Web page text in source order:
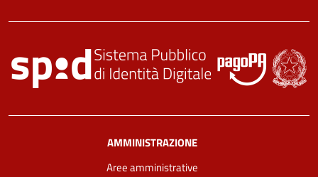
AMMINISTRAZIONE
Aree amministrative